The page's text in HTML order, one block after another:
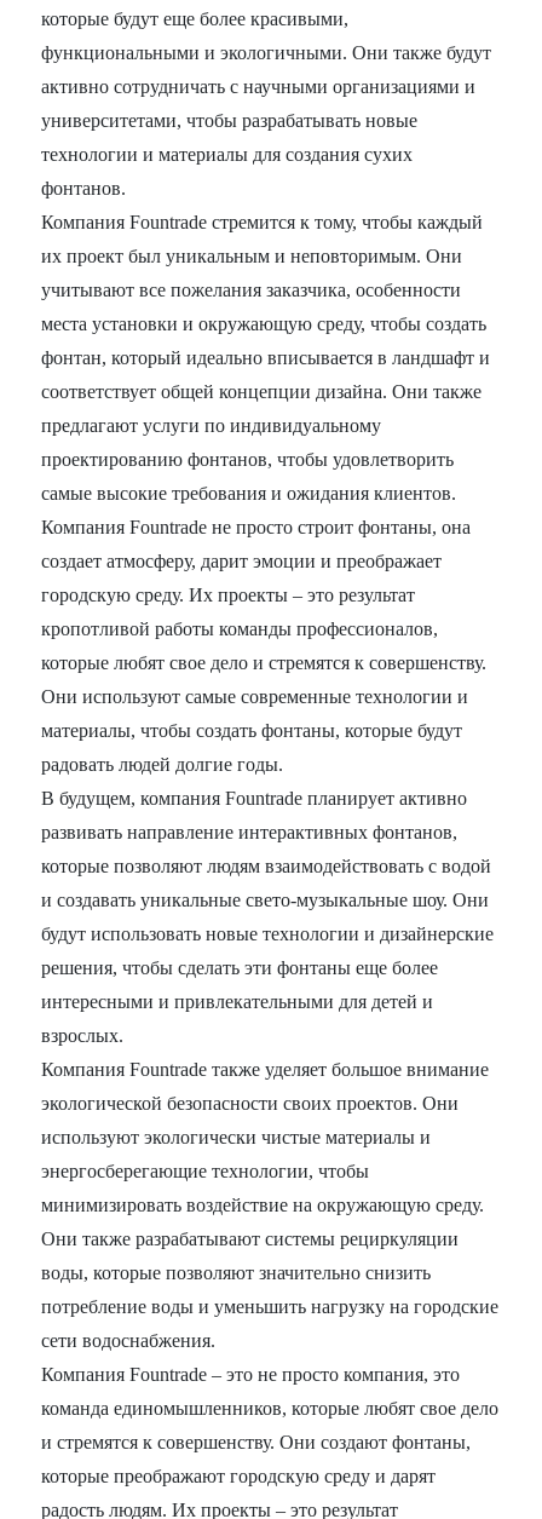
которые будут еще более красивыми,
функциональными и экологичными. Они также будут
активно сотрудничать с научными организациями и
университетами, чтобы разрабатывать новые
технологии и материалы для создания сухих
фонтанов.
Компания Fountrade стремится к тому, чтобы каждый
их проект был уникальным и неповторимым. Они
учитывают все пожелания заказчика, особенности
места установки и окружающую среду, чтобы создать
фонтан, который идеально вписывается в ландшафт и
соответствует общей концепции дизайна. Они также
предлагают услуги по индивидуальному
проектированию фонтанов, чтобы удовлетворить
самые высокие требования и ожидания клиентов.
Компания Fountrade не просто строит фонтаны, она
создает атмосферу, дарит эмоции и преображает
городскую среду. Их проекты – это результат
кропотливой работы команды профессионалов,
которые любят свое дело и стремятся к совершенству.
Они используют самые современные технологии и
материалы, чтобы создать фонтаны, которые будут
радовать людей долгие годы.
В будущем, компания Fountrade планирует активно
развивать направление интерактивных фонтанов,
которые позволяют людям взаимодействовать с водой
и создавать уникальные свето-музыкальные шоу. Они
будут использовать новые технологии и дизайнерские
решения, чтобы сделать эти фонтаны еще более
интересными и привлекательными для детей и
взрослых.
Компания Fountrade также уделяет большое внимание
экологической безопасности своих проектов. Они
используют экологически чистые материалы и
энергосберегающие технологии, чтобы
минимизировать воздействие на окружающую среду.
Они также разрабатывают системы рециркуляции
воды, которые позволяют значительно снизить
потребление воды и уменьшить нагрузку на городские
сети водоснабжения.
Компания Fountrade – это не просто компания, это
команда единомышленников, которые любят свое дело
и стремятся к совершенству. Они создают фонтаны,
которые преображают городскую среду и дарят
радость людям. Их проекты – это результат